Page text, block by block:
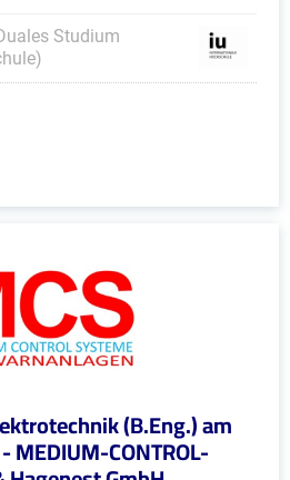
Studium
(B.Eng.) am
CONTROL-